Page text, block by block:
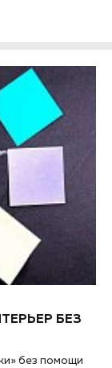
БЕЗ
без помощи